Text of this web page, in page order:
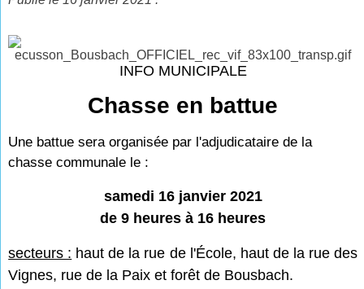
INFO MUNICIPALE
Chasse en battue
Une battue sera organisée par l'adjudicataire de la
chasse communale le :
samedi 16 janvier 2021
de 9 heures à 16 heures
secteurs : haut de la rue de l'École, haut de la rue des
Vignes, rue de la Paix et forêt de Bousbach.